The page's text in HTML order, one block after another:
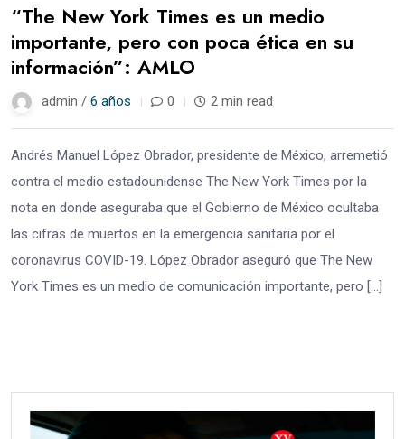
“The New York Times es un medio
importante, pero con poca ética en su
información”: AMLO
admin / 6 años 0 2 min read
Andrés Manuel López Obrador, presidente de México, arremetió
contra el medio estadounidense The New York Times por la
nota en donde aseguraba que el Gobierno de México ocultaba
las cifras de muertos en la emergencia sanitaria por el
coronavirus COVID-19. López Obrador aseguró que The New
York Times es un medio de comunicación importante, pero […]